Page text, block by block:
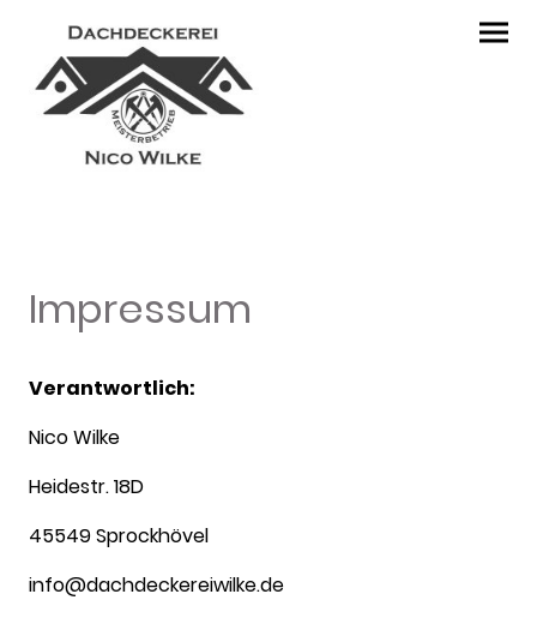
Impressum
Verantwortlich:
Nico Wilke
Heidestr. 18D
45549 Sprockhövel
info@dachdeckereiwilke.de